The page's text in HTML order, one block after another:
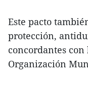
Este pacto
protección,
concordantes
Organización